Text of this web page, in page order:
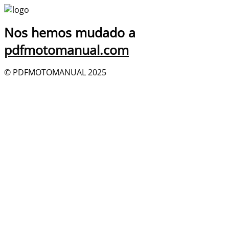
Nos hemos mudado a
pdfmotomanual.com
© PDFMOTOMANUAL 2025